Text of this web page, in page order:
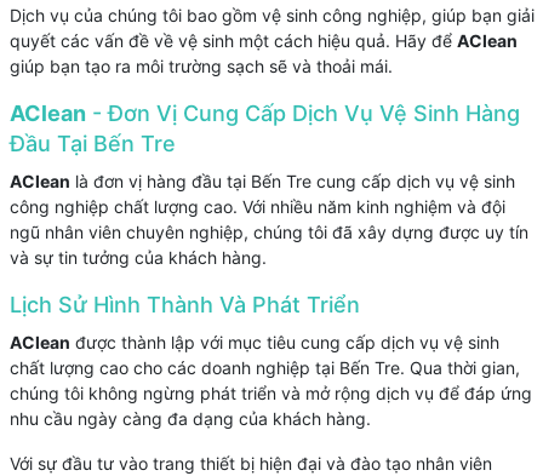
Dịch vụ của chúng tôi bao gồm vệ sinh công nghiệp, giúp bạn giải
quyết các vấn đề về vệ sinh một cách hiệu quả. Hãy để AClean
giúp bạn tạo ra môi trường sạch sẽ và thoải mái.
AClean- Đơn Vị Cung Cấp Dịch Vụ Vệ Sinh Hàng
Đầu Tại Bến Tre
AClean là đơn vị hàng đầu tại Bến Tre cung cấp dịch vụ vệ sinh
công nghiệp chất lượng cao. Với nhiều năm kinh nghiệm và đội
ngũ nhân viên chuyên nghiệp, chúng tôi đã xây dựng được uy tín
và sự tin tưởng của khách hàng.
Lịch Sử Hình Thành Và Phát Triển
AClean được thành lập với mục tiêu cung cấp dịch vụ vệ sinh
chất lượng cao cho các doanh nghiệp tại Bến Tre. Qua thời gian,
chúng tôi không ngừng phát triển và mở rộng dịch vụ để đáp ứng
nhu cầu ngày càng đa dạng của khách hàng.
Với sự đầu tư vào trang thiết bị hiện đại và đào tạo nhân viên